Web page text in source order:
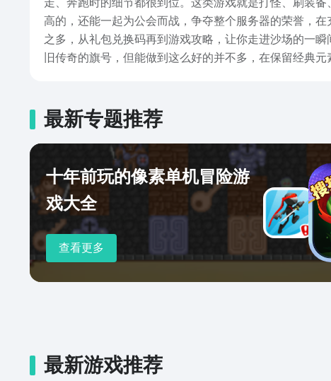
走、奔跑时的细节都很到位。这类游戏就是打怪、刷装
高的，还能一起为公会而战，争夺整个服务器的荣誉，
之多，从礼包兑换码再到游戏攻略，让你走进沙场的一
旧传奇的旗号，但能做到这么好的并不多，在保留经典
最新专题推荐
十年前玩的像素单机冒险游
戏大全
查看更多
最新游戏推荐